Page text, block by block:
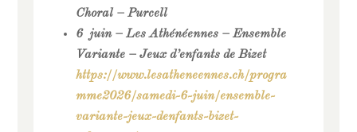
Choral – Purcell
6 juin – Les Athénéennes – Ensemble
Variante – Jeux d’enfants de Bizet
https://www.lesatheneennes.ch/progra
mme2026/samedi-6-juin/ensemble-
variante-jeux-denfants-bizet-